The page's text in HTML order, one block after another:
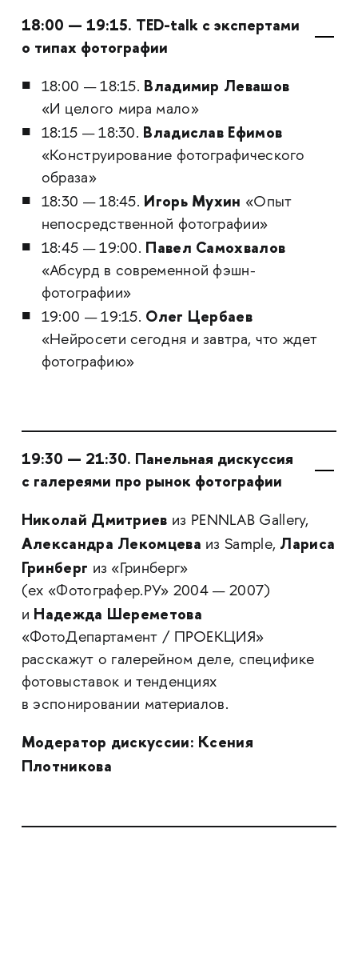
18:00 — 19:15. TED-talk с экспертами
о типах фотографии
18:00 — 18:15. Владимир Левашов
«И целого мира мало»
18:15 — 18:30. Владислав Ефимов
«Конструирование фотографического
образа»
18:30 — 18:45. Игорь Мухин «Опыт
непосредственной фотографии»
18:45 — 19:00. Павел Самохвалов
«Абсурд в современной фэшн-
фотографии»
19:00 — 19:15. Олег Цербаев
«Нейросети сегодня и завтра, что ждет
фотографию»
19:30 — 21:30. Панельная дискуссия
с галереями про рынок фотографии
Николай Дмитриев из PENNLAB Gallery,
Александра Лекомцева из Sample, Лариса
Гринберг из «Гринберг»
(ex «Фотографер.РУ» 2004 — 2007)
и Надежда Шереметова
«ФотоДепартамент / ПРОЕКЦИЯ»
расскажут о галерейном деле, специфике
фотовыставок и тенденциях
в эспонировании материалов.
Модератор дискуссии: Ксения
Плотникова